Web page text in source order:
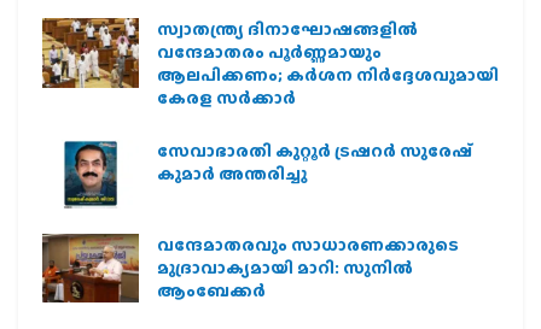
സ്വാതന്ത്ര്യ ദിനാഘോഷങ്ങളിൽ
വന്ദേമാതരം പൂർണ്ണമായും
ആലപിക്കണം; കർശന നിർദ്ദേശവുമായി
കേരള സർക്കാർ
സേവാഭാരതി കുറ്റൂർ ട്രഷറർ സുരേഷ്
കുമാർ അന്തരിച്ചു
വന്ദേമാതരവും സാധാരണക്കാരുടെ
മുദ്രാവാക്യമായി മാറി: സുനിൽ
ആംബേക്കർ